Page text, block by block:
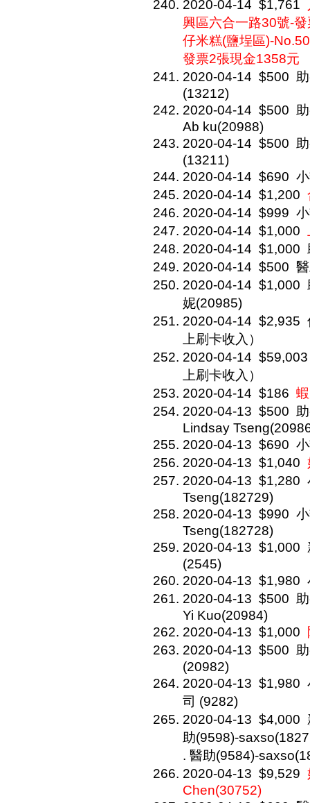
2020-04-14 $1,761
興區六合一路30號-
仔米糕(鹽埕區)-
發票2張現金1358元
2020-04-14 $500
(13212)
2020-04-14 $500
Ab ku(20988)
2020-04-14 $500
(13211)
2020-04-14 $690
2020-04-14 $1,200
2020-04-14 $999
2020-04-14 $1,000
2020-04-14 $1,000
2020-04-14 $500
2020-04-14 $1,000
妮(20985)
2020-04-14 $2,935
上刷卡收入）
2020-04-14 $59,003
上刷卡收入）
2020-04-14 $186
2020-04-13 $500
Lindsay
2020-04-13 $690
2020-04-13 $1,040
2020-04-13 $1,280
Tseng(182729)
2020-04-13 $990
Tseng(182728)
2020-04-13 $1,000
(2545)
2020-04-13 $1,980
2020-04-13 $500
Yi Kuo(20984)
2020-04-13 $1,000
2020-04-13 $500
(20982)
2020-04-13 $1,980
司 (9282)
2020-04-13 $4,000
助(9598)-
. 醫助(9584)-
2020-04-13 $9,529
Chen(30752)